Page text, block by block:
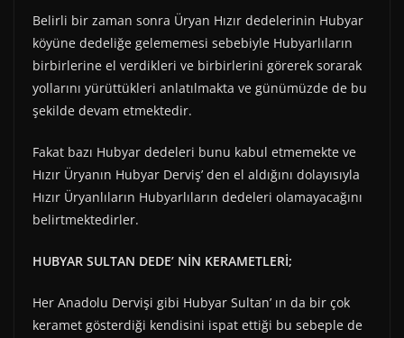
Belirli bir zaman sonra Üryan Hızır dedelerinin Hubyar
köyüne dedeliğe gelememesi sebebiyle Hubyarlıların
birbirlerine el verdikleri ve birbirlerini görerek sorarak
yollarını yürüttükleri anlatılmakta ve günümüzde de bu
şekilde devam etmektedir.
Fakat bazı Hubyar dedeleri bunu kabul etmemekte ve
Hızır Üryanın Hubyar Derviş’ den el aldığını dolayısıyla
Hızır Üryanlıların Hubyarlıların dedeleri olamayacağını
belirtmektedirler.
HUBYAR SULTAN DEDE’ NİN KERAMETLERİ;
Her Anadolu Dervişi gibi Hubyar Sultan’ ın da bir çok
keramet gösterdiği kendisini ispat ettiği bu sebeple de